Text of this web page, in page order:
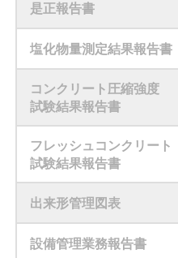
是正報告書
塩化物量測定結果報告書
コンクリート圧縮強度
試験結果報告書
フレッシュコンクリート
試験結果報告書
出来形管理図表
設備管理業務報告書